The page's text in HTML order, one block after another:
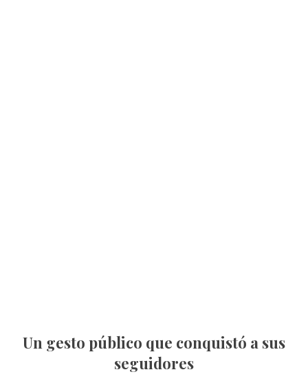
Un gesto público que conquistó a sus
seguidores